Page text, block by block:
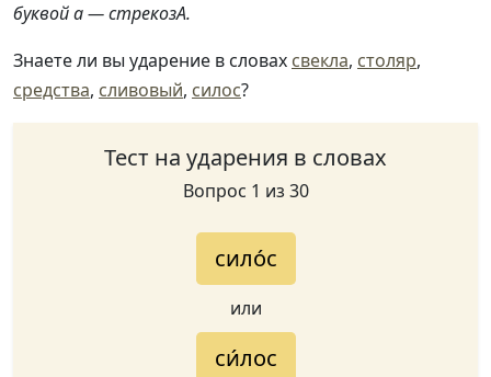
буквой а — стрекозА.
Знаете ли вы ударение в словах свекла, столяр,
средства, сливовый, силос?
Тест на ударения в словах
Вопрос 1 из 30
сило́с
или
си́лос